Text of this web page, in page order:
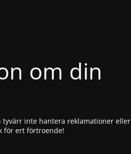
om din
tyvärr inte hantera reklamationer eller
för ert förtroende!